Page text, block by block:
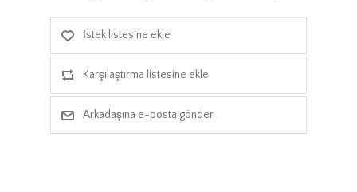
İstek listesine ekle
Karşılaştırma listesine ekle
Arkadaşına e-posta gönder